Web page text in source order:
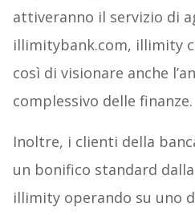
attiveranno il servizio di
illimitybank.com, illimity
così di visionare anche
complessivo delle finanze.
Inoltre, i clienti della
un bonifico standard
illimity operando su uno